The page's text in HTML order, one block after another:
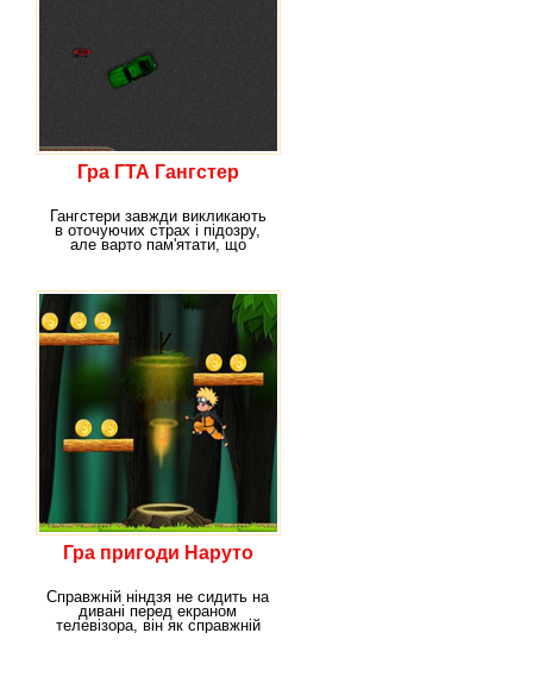
Гра ГТА Гангстер
Гангстери завжди викликають
в оточуючих страх і підозру,
але варто пам'ятати, що
Гра пригоди Наруто
Справжній ніндзя не сидить на
дивані перед екраном
телевізора, він як справжній